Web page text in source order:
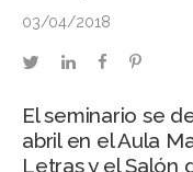
03/04/2018
twitterlinkedinfacebookpinterest
El seminario se
abril en el Aula
Letras y el Salón